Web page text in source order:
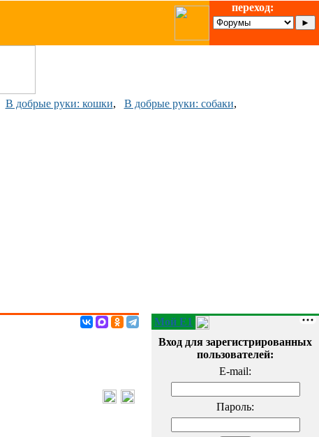
переход:
В добрые руки: кошки, В добрые руки: собаки,
Мой E1
Вход для зарегистрированных
пользователей:
E-mail:
Пароль: